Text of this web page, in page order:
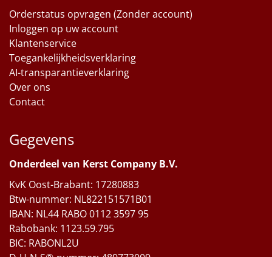
Orderstatus opvragen (Zonder account)
Inloggen op uw account
Klantenservice
Toegankelijkheidsverklaring
AI-transparantieverklaring
Over ons
Contact
Gegevens
Onderdeel van Kerst Company B.V.
KvK Oost-Brabant: 17280883
Btw-nummer: NL822151571B01
IBAN: NL44 RABO 0112 3597 95
Rabobank: 1123.59.795
BIC: RABONL2U